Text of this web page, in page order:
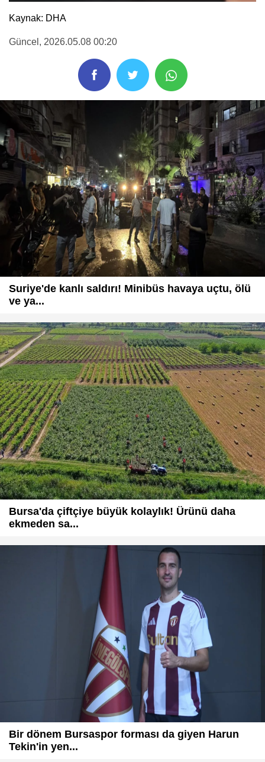
Kaynak: DHA
Güncel , 2026.05.08 00:20
Suriye'de kanlı saldırı! Minibüs havaya uçtu, ölü
ve ya...
Bursa'da çiftçiye büyük kolaylık! Ürünü daha
ekmeden sa...
Bir dönem Bursaspor forması da giyen Harun
Tekin'in yen...